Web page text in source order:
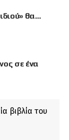
θα…
σε ένα
βιβλία του